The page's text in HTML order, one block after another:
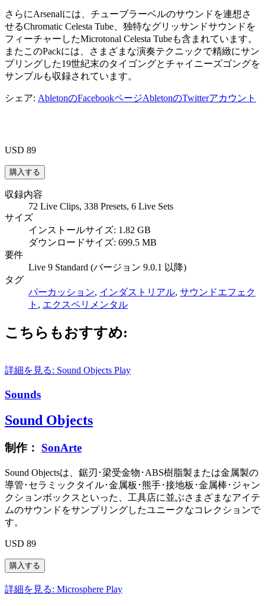
さらにArsenalには、チューブラーベルのサウンドを連想さ
せるChromatic Celesta Tube、独特なグリッサンドサウンドを
フィーチャーしたMicrotonal Celesta Tubeも含まれています。
またこのPackには、さまざまな演奏テクニックで精緻にサン
プリングした19世紀末のタイゴングとチャイニーズゴングを
サンプルも収録されています。
シェア: AbletonのFacebookページAbletonのTwitterアカウント
USD 89
収録内容
72 Live Clips, 338 Presets, 6 Live Sets
サイズ
インストールサイズ: 1.82 GB
ダウンロードサイズ: 699.5 MB
要件
Live 9 Standard (バージョン 9.0.1 以降)
タグ
パーカッション, インダストリアル, サウンドエフェク
ト , エクスペリメンタル
こちらもおすすめ:
詳細を見る: Sound Objects Play
Sounds
Sound Objects
制作： SonArte
Sound Objectsは、鋸刃･梁受金物･ABS樹脂製または金属製の
導管･セラミックタイル･金属板･熊手･接地板･金属棒･ジャン
クションボックスといった、工具店に並ぶさまざまなアイテ
ムのサウンドをサンプリングしたユニークなコレクションで
す。
USD 89
詳細を見る: Microsphere Play